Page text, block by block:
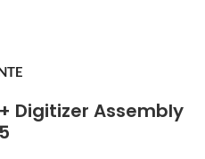
+ Digitizer Assembly